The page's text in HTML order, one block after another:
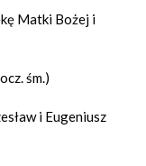
Matki Bożej i
śm.)
i Eugeniusz